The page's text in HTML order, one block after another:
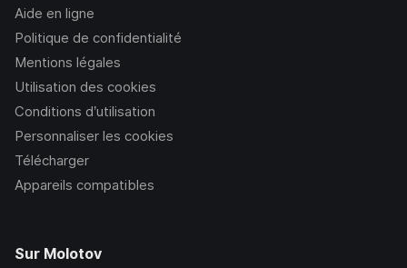
Aide en ligne
Politique de confidentialité
Mentions légales
Utilisation des cookies
Conditions d’utilisation
Personnaliser les cookies
Télécharger
Appareils compatibles
Sur Molotov